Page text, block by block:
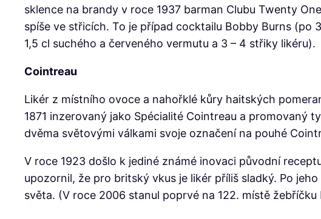
sklence na brandy v roce 1937 barman Clubu Twenty
spíše ve střicích. To je případ cocktailu Bobby Burns (po
1,5 cl suchého a červeného vermutu a 3 – 4 střiky likéru).
Cointreau
Likér z místního ovoce a nahořklé kůry haitských
1871 inzerovaný jako Spécialité Cointreau a promovaný
dvěma světovými válkami svoje označení na pouhé
V roce 1923 došlo k jediné známé inovaci původní
upozornil, že pro britský vkus je likér příliš sladký. Po
světa. (V roce 2006 stanul poprvé na 122. místě žebříčku